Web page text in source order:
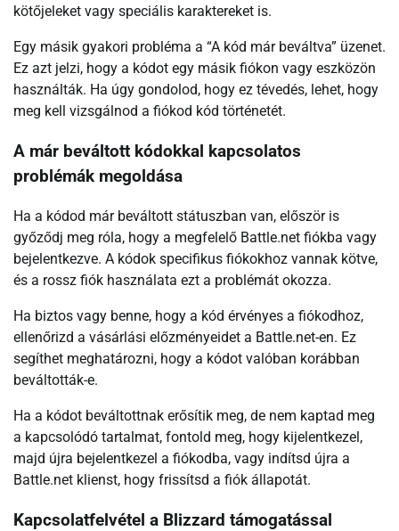
kötőjeleket vagy speciális karaktereket is.
Egy másik gyakori probléma a “A kód már beváltva” üzenet.
Ez azt jelzi, hogy a kódot egy másik fiókon vagy eszközön
használták. Ha úgy gondolod, hogy ez tévedés, lehet, hogy
meg kell vizsgálnod a fiókod kód történetét.
A már beváltott kódokkal kapcsolatos
problémák megoldása
Ha a kódod már beváltott státuszban van, először is
győződj meg róla, hogy a megfelelő Battle.net fiókba vagy
bejelentkezve. A kódok specifikus fiókokhoz vannak kötve,
és a rossz fiók használata ezt a problémát okozza.
Ha biztos vagy benne, hogy a kód érvényes a fiókodhoz,
ellenőrizd a vásárlási előzményeidet a Battle.net-en. Ez
segíthet meghatározni, hogy a kódot valóban korábban
beváltották-e.
Ha a kódot beváltottnak erősítik meg, de nem kaptad meg
a kapcsolódó tartalmat, fontold meg, hogy kijelentkezel,
majd újra bejelentkezel a fiókodba, vagy indítsd újra a
Battle.net klienst, hogy frissítsd a fiók állapotát.
Kapcsolatfelvétel a Blizzard támogatással